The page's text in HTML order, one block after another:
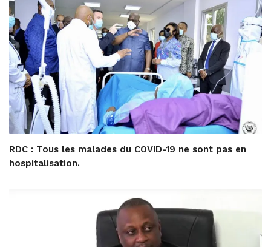
RDC : Tous les malades du COVID-19 ne sont pas en
hospitalisation.